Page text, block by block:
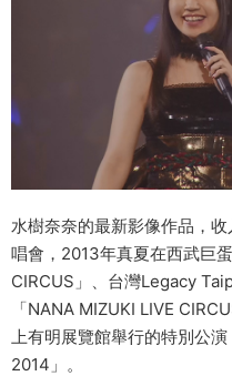
水樹奈奈的最新影像作品，
唱會，2013年真夏在西武巨
CIRCUS」、台灣Legacy
「NANA MIZUKI LIVE
上有明展覽館舉行的特別公
2014」。